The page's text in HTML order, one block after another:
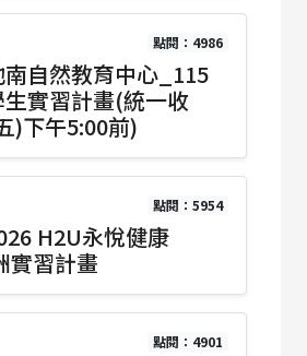
點閱：4986
南自然教育中心_115
實習計畫(統一收
)下午5:00前)
點閱：5954
H2U永悅健康
實習計畫
點閱：4901